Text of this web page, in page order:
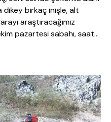
dikey birkaç inişle, alt
araştıracağımız
pazartesi sabahı, saat…